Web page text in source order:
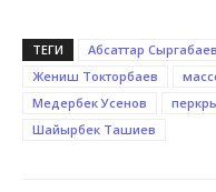
ТЕГИ Абсаттар Сыргабаев
Жениш Токторбаев
Медербек Усенов
Шайырбек Ташиев